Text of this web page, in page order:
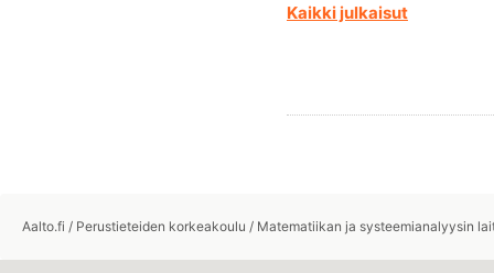
Kaikki julkaisut
Aalto.fi / Perustieteiden korkeakoulu / Matematiikan ja systeemianalyysin